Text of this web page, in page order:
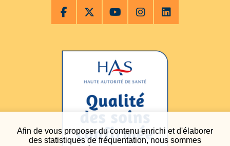
Afin de vous proposer du contenu enrichi et d'élaborer
des statistiques de fréquentation, nous sommes